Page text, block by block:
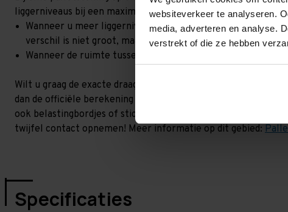
websiteverkeer te analyseren.
media, adverteren en analyse.
verstrekt of die ze hebben
liggerniveaus bij een maximale hoogteverschil. Goed om te
Wanneer u meer liggerniveaus toevoegt, kan het zijn dat
verschil is niet groot, maar wel het beste om dit te laten
Wanneer de ruimte tussen de liggerniveaus kleiner is dan
Wilt u graag de exacte draagkracht weten in uw situatie?
dan de officiële berekening uit. Dit doen we gratis en voor
ook belastingbordjes of stickers meeleveren waar de
twijfel contact opnemen! Meer informatie op dit gebied:
Specificaties